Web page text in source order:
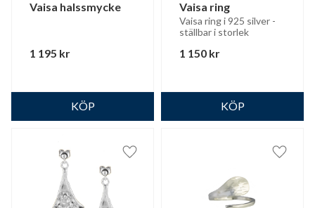
Vaisa halssmycke
1 195 kr
Vaisa ring
Vaisa ring i 925 silver -
ställbar i storlek
1 150 kr
Lägg till i favoriter Lägg